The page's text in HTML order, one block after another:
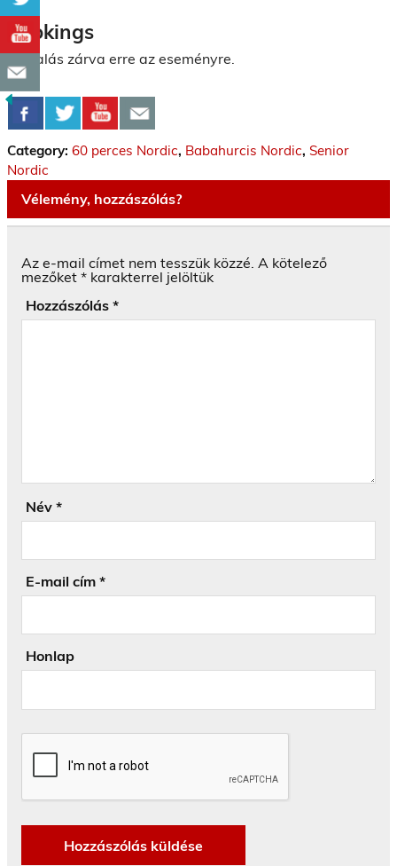
Bookings
Foglalás zárva erre az eseményre.
Category: 60 perces Nordic, Babahurcis Nordic, Senior
Nordic
Vélemény, hozzászólás?
Az e-mail címet nem tesszük közzé. A kötelező
mezőket * karakterrel jelöltük
Hozzászólás *
Név *
E-mail cím *
Honlap